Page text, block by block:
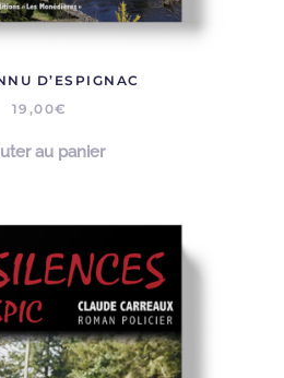
D’ESPIGNAC
19,00€
au panier